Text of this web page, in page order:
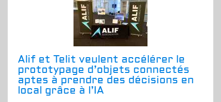
Alif et Telit veulent accélérer le
prototypage d’objets connectés
aptes à prendre des décisions en
local grâce à l’IA